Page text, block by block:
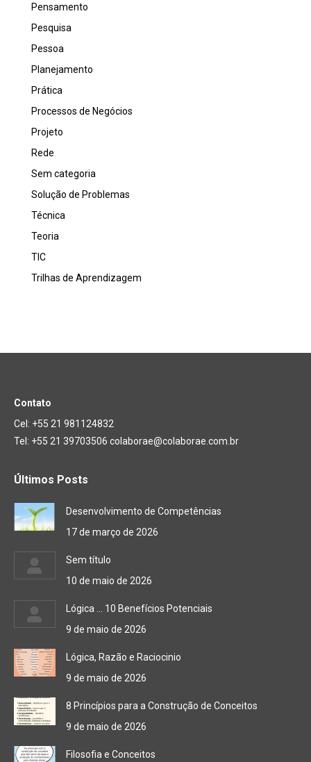
Pensamento
Pesquisa
Pessoa
Planejamento
Prática
Processos de Negócios
Projeto
Rede
Sem categoria
Solução de Problemas
Técnica
Teoria
TIC
Trilhas de Aprendizagem
Contato
Cel: +55 21 981124832
Tel: +55 21 39703506 colaborae@colaborae.com.br
Últimos Posts
Desenvolvimento de Competências
17 de março de 2026
Sem título
10 de maio de 2026
Lógica … 10 Benefícios Potenciais
9 de maio de 2026
Lógica, Razão e Raciocinio
9 de maio de 2026
8 Princípios para a Construção de Conceitos
9 de maio de 2026
Filosofia e Conceitos